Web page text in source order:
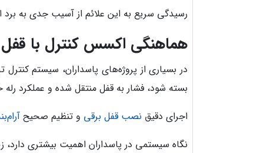
رسیدگی سریع به این علائم از آسیب جدی به
هماهنگی اکسس کنترل با قفل
در بسیاری از پروژه‌های پاسداران، سیستم
بسته شود، فشار به قفل منتقل شده و عملکرد
اجرای دقیق نصب قفل برقی و تنظیم صحیح
نگاه سیستمی در پاسداران اهمیت بیشتری